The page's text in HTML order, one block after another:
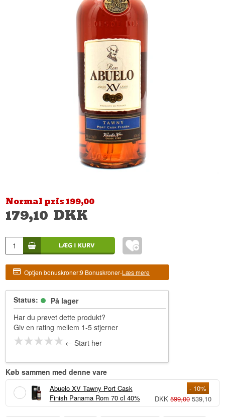
Normal pris 199,00
179,10 DKK
Optjen bonuskroner:9 Bonuskroner-Læs mere
Status:
På lager
Har du prøvet dette produkt?
Giv en rating mellem 1-5 stjerner
← Start her
Køb sammen med denne vare
Abuelo XV Tawny Port Cask
Finish Panama Rom 70 cl 40%
- 10%
DKK 599,00 539,10